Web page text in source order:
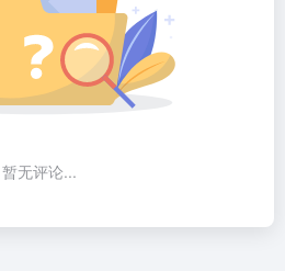
暂无评论...